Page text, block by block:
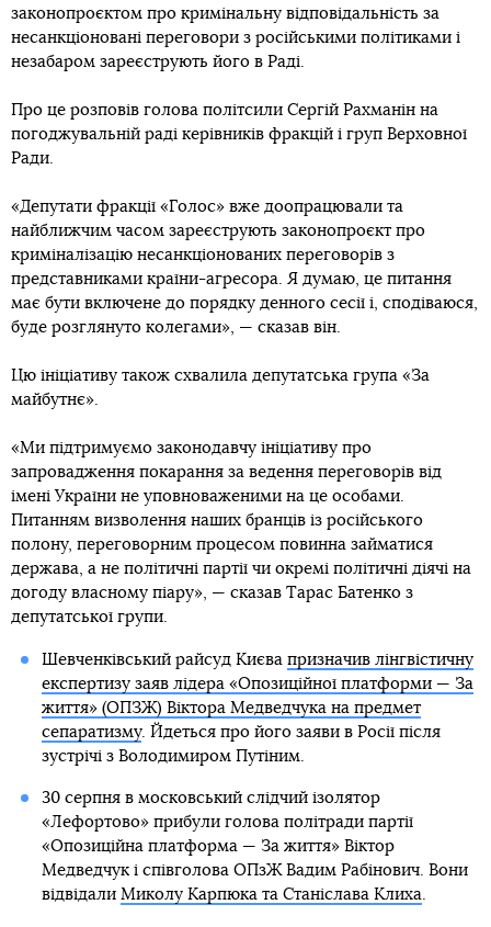
законопроєктом про кримінальну відповідальність за
несанкціоновані переговори з російськими політиками і
незабаром зареєструють його в Раді.
Про це розповів голова політсили Сергій Рахманін на
погоджувальній раді керівників фракцій і груп Верховної
Ради.
«Депутати фракції «Голос» вже доопрацювали та
найближчим часом зареєструють законопроєкт про
криміналізацію несанкціонованих переговорів з
представниками країни-агресора. Я думаю, це питання
має бути включене до порядку денного сесії і, сподіваюся,
буде розглянуто колегами», — сказав він.
Цю ініціативу також схвалила депутатська група «За
майбутнє».
«Ми підтримуємо законодавчу ініціативу про
запровадження покарання за ведення переговорів від
імені України не уповноваженими на це особами.
Питанням визволення наших бранців із російського
полону, переговорним процесом повинна займатися
держава, а не політичні партії чи окремі політичні діячі на
догоду власному піару», — сказав Тарас Батенко з
депутатської групи.
Шевченківський райсуд Києва призначив лінгвістичну
експертизу заяв лідера «Опозиційної платформи — За
життя» (ОПЗЖ) Віктора Медведчука на предмет
сепаратизму. Йдеться про його заяви в Росії після
зустрічі з Володимиром Путіним.
30 серпня в московський слідчий ізолятор
«Лефортово» прибули голова політради партії
«Опозиційна платформа — За життя» Віктор
Медведчук і співголова ОПзЖ Вадим Рабінович. Вони
відвідали Миколу Карпюка та Станіслава Клиха.